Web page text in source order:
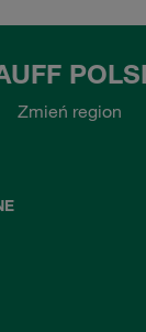
Zmień region